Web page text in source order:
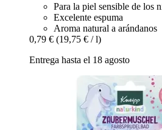
Para la piel sensible de los
Excelente espuma
Aroma natural a arándanos
0,79 € (19,75 € / l)
Entrega hasta el 18 agosto